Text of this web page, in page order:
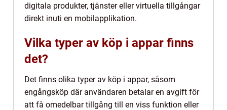
digitala produkter, tjänster eller virtuella tillgångar
direkt inuti en mobilapplikation.
Vilka typer av köp i appar finns
det?
Det finns olika typer av köp i appar, såsom
engångsköp där användaren betalar en avgift för
att få omedelbar tillgång till en viss funktion eller